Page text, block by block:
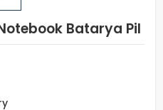
Batarya Pil